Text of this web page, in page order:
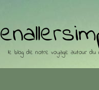
le blog de notre voyage autour du